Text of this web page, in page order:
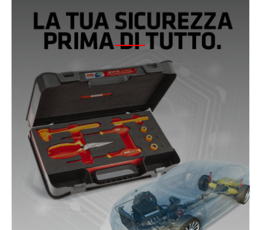
2020 - GAMMA UTENSILI PER AUTO IBRIDE ED
ELETTRICHE